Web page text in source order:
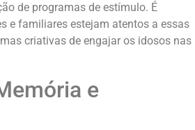
de programas de estímulo. É
e familiares estejam atentos a essas
criativas de engajar os idosos nas
e